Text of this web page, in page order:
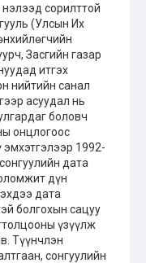
нэлээд сорилттой
(Улсын Их
Засгийн газар
итгэх
нийтийн санал
асуудал нь
боловч
онцлогоос
эмхэтгэлээр 1992-
дата
дүн
дата
болгохын сацуу
үзүүлж
Түүнчлэн
сонгуулийн